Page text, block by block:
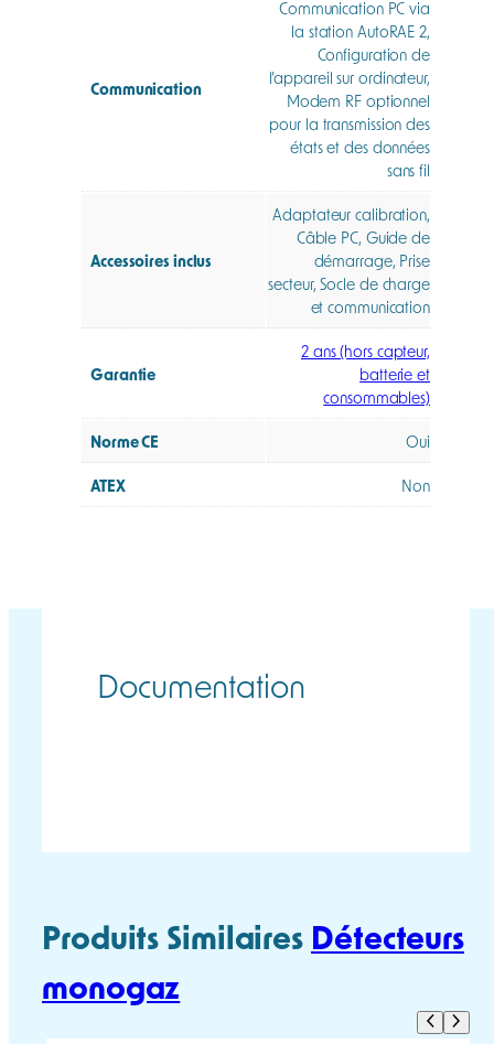
Communication
Communication PC via
la station AutoRAE 2,
Configuration de
l’appareil sur ordinateur,
Modem RF optionnel
pour la transmission des
états et des données
sans fil
Accessoires inclus
Adaptateur calibration,
Câble PC, Guide de
démarrage, Prise
secteur, Socle de charge
et communication
Garantie
2 ans (hors capteur,
batterie et
consommables)
Norme CE Oui
ATEX Non
Documentation
Produits Similaires Détecteurs
monogaz